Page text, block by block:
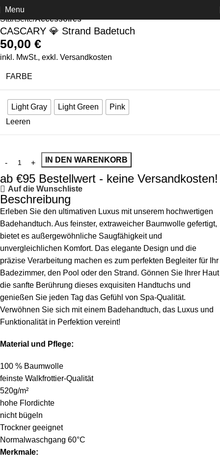
Menu
Startseite Accessoires
CASCARY 💎 Strand Badetuch
50,00 €
inkl. MwSt., exkl. Versandkosten
FARBE
Light Gray Light Green
Pink
Leeren
IN DEN WARENKORB
ab €95 Bestellwert - keine Versandkosten!
Auf die Wunschliste
Beschreibung
Erleben Sie den ultimativen Luxus mit unserem hochwertigen
Badehandtuch. Aus feinster, extraweicher Baumwolle gefertigt,
bietet es außergewöhnliche Saugfähigkeit und
unvergleichlichen Komfort. Das elegante Design und die
präzise Verarbeitung machen es zum perfekten Begleiter für Ihr
Badezimmer, den Pool oder den Strand. Gönnen Sie Ihrer Haut
die sanfte Berührung dieses exquisiten Handtuchs und
genießen Sie jeden Tag das Gefühl von Spa-Qualität.
Verwöhnen Sie sich mit einem Badehandtuch, das Luxus und
Funktionalität in Perfektion vereint!
Material und Pflege:
100 % Baumwolle
feinste Walkfrottier-Qualität
520g/m²
hohe Flordichte
nicht bügeln
Trockner geeignet
Normalwaschgang 60°C
Merkmale: